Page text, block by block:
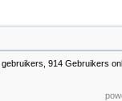
914 Gebruikers